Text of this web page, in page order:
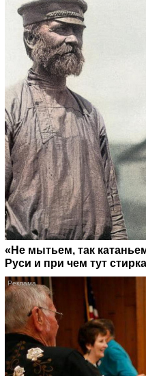
«Не мытьем, так
Руси и при чем тут